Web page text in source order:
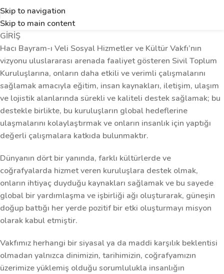
Skip to navigation
Skip to main content
GİRİŞ
Hacı Bayram-ı Veli Sosyal Hizmetler ve Kültür Vakfı’nın
vizyonu uluslararası arenada faaliyet gösteren Sivil Toplum
Kuruluşlarına, onların daha etkili ve verimli çalışmalarını
sağlamak amacıyla eğitim, insan kaynakları, iletişim, ulaşım
ve lojistik alanlarında sürekli ve kaliteli destek sağlamak; bu
destekle birlikte, bu kuruluşların global hedeflerine
ulaşmalarını kolaylaştırmak ve onların insanlık için yaptığı
değerli çalışmalara katkıda bulunmaktır.
Dünyanın dört bir yanında, farklı kültürlerde ve
coğrafyalarda hizmet veren kuruluşlara destek olmak,
onların ihtiyaç duyduğu kaynakları sağlamak ve bu sayede
global bir yardımlaşma ve işbirliği ağı oluşturarak, güneşin
doğup battığı her yerde pozitif bir etki oluşturmayı misyon
olarak kabul etmiştir.
Vakfımız herhangi bir siyasal ya da maddi karşılık beklentisi
olmadan yalnızca dinimizin, tarihimizin, coğrafyamızın
üzerimize yüklemiş olduğu sorumlulukla insanlığın